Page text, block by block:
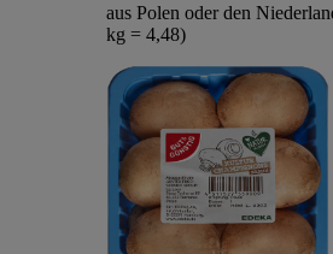
aus Polen oder den
kg = 4,48)